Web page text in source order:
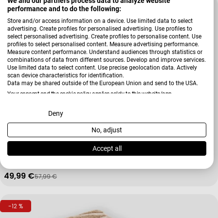
performance and to do the following:
Store and/or access information on a device. Use limited data to select
advertising. Create profiles for personalised advertising. Use profiles to
select personalised advertising. Create profiles to personalise content. Use
profiles to select personalised content. Measure advertising performance.
Measure content performance. Understand audiences through statistics or
combinations of data from different sources. Develop and improve services.
Use limited data to select content. Use precise geolocation data. Actively
scan device characteristics for identification.
Data may be shared outside of the European Union and send to the USA.
Your consent and the cookie policy applies solely to this website/app.
View Partner List (2 IAB Vendors)
We use your data for the following purposes:
IAB processing purposes:
Use limited data to select advertising
Deny
No, adjust
Accept all
-13 %
Badteppich Mystic
Verkaufspreis
49,99 €
Regulärer Preis
57,99 €
-12 %